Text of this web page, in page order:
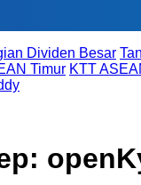
Dividen Besar
Timur KTT